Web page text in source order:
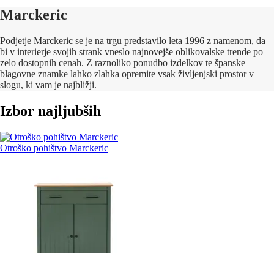
Marckeric
Podjetje Marckeric se je na trgu predstavilo leta 1996 z namenom, da
bi v interierje svojih strank vneslo najnovejše oblikovalske trende po
zelo dostopnih cenah. Z raznoliko ponudbo izdelkov te španske
blagovne znamke lahko zlahka opremite vsak življenjski prostor v
slogu, ki vam je najbližji.
Izbor najljubših
Otroško pohištvo Marckeric